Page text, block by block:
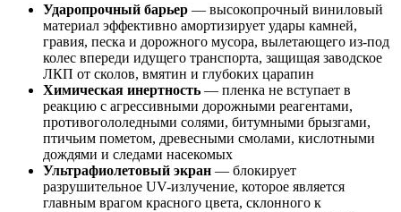
Ударопрочный барьер — высокопрочный виниловый
материал эффективно амортизирует удары камней,
гравия, песка и дорожного мусора, вылетающего из-под
колес впереди идущего транспорта, защищая заводское
ЛКП от сколов, вмятин и глубоких царапин
Химическая инертность — пленка не вступает в
реакцию с агрессивными дорожными реагентами,
противогололедными солями, битумными брызгами,
птичьим пометом, древесными смолами, кислотными
дождями и следами насекомых
Ультрафиолетовый экран — блокирует
разрушительное UV-излучение, которое является
главным врагом красного цвета, склонного к